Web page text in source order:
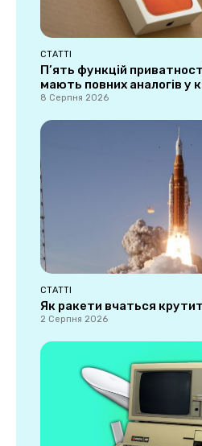
СТАТТІ
П’ять функцій
мають повних аналогів у
8 Серпня 2026
СТАТТІ
Як ракети вчаться
2 Серпня 2026